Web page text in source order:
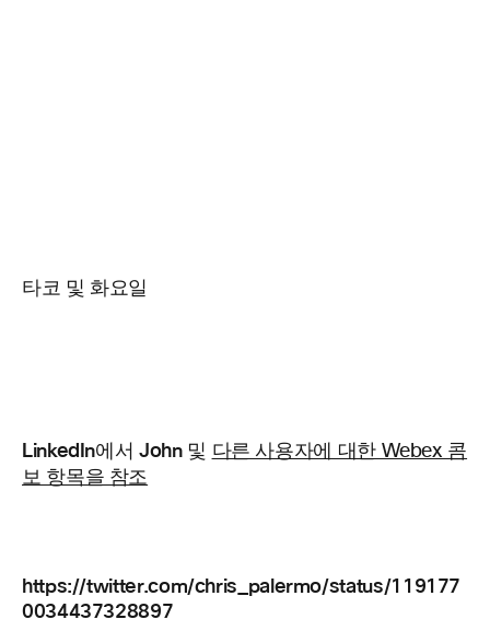
타코 및 화요일
LinkedIn에서 John 및다른 사용자에 대한 Webex 콤
보 항목을 참조
https://twitter.com/chris_palermo/status/119177
0034437328897